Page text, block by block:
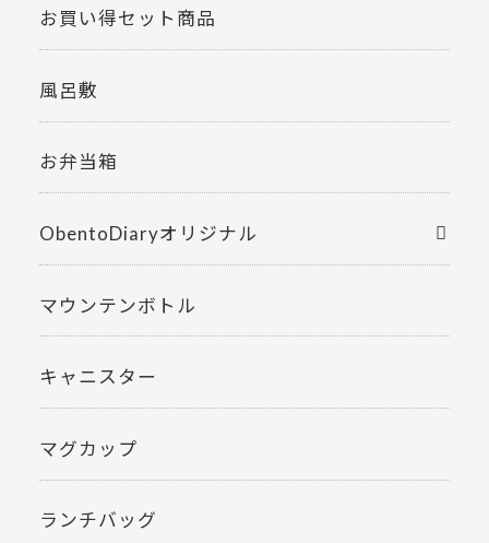
お買い得セット商品
風呂敷
お弁当箱
ObentoDiaryオリジナル
マウンテンボトル
キャニスター
マグカップ
ランチバッグ